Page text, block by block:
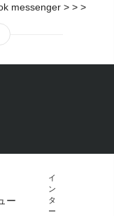
messenger > > >
ー
イ
ン
タ
ー